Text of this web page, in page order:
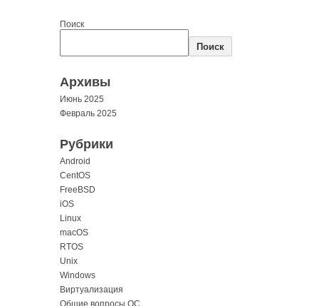
Поиск
Поиск
Архивы
Июнь 2025
Февраль 2025
Рубрики
Android
CentOS
FreeBSD
iOS
Linux
macOS
RTOS
Unix
Windows
Виртуализация
Общие вопросы ОС